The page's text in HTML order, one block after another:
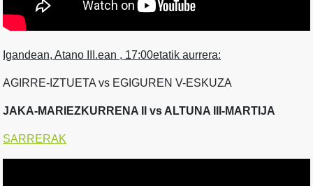
Igandean, Atano III.ean , 17:00etatik aurrera:
AGIRRE-IZTUETA vs EGIGUREN V-ESKUZA
JAKA-MARIEZKURRENA II vs ALTUNA III-MARTIJA
SARRERAK